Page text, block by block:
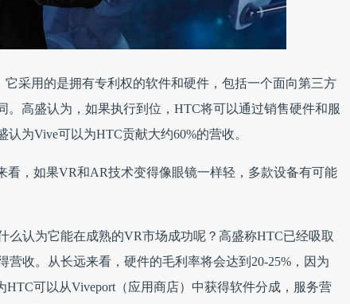
采用的是拥有专利权的软件和硬件，包括一个面向第三方
。高盛认为，如果执行到位，HTC将可以通过销售硬件和服
为Vive可以为HTC贡献大约60%的营收。
看，如果VR和AR技术变得像眼镜一样轻，多款设备有可能
么认为它能在成熟的VR市场成功呢？高盛称HTC已经吸取
营收。从长远来看，硬件的毛利率将会达到20-25%，因为
可以从Viveport（应用商店）中获得软件分成，服务营